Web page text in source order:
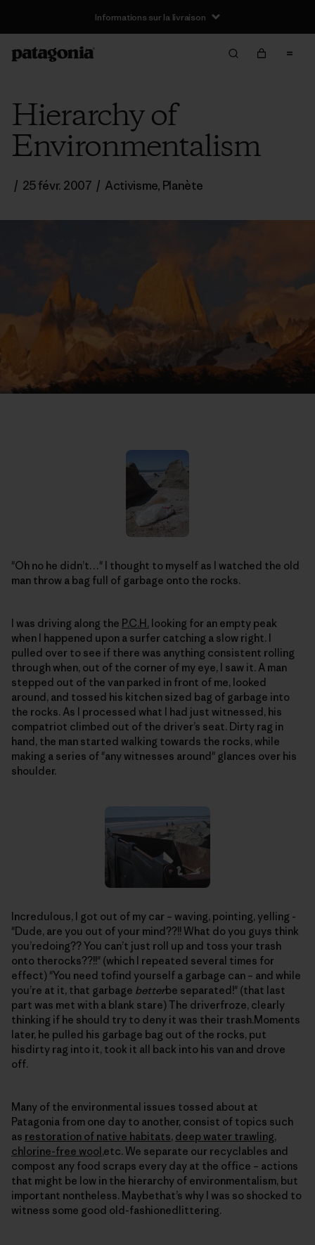
Informations sur la livraison
Hierarchy of
Environmentalism
/ 25 févr. 2007 / Activisme, Planète
"Oh no he didn’t…" I thought to myself as I watched the old
man throw a bag full of garbage onto the rocks.
I was driving along the P.C.H. looking for an empty peak
when I happened upon a surfer catching a slow right. I
pulled over to see if there was anything consistent rolling
through when, out of the corner of my eye, I saw it. A man
stepped out of the van parked in front of me, looked
around, and tossed his kitchen sized bag of garbage into
the rocks. As I processed what I had just witnessed, his
compatriot climbed out of the driver’s seat. Dirty rag in
hand, the man started walking towards the rocks, while
making a series of "any witnesses around" glances over his
shoulder.
Incredulous, I got out of my car – waving, pointing, yelling -
"Dude, are you out of your mind??!! What do you guys think
you’redoing?? You can’t just roll up and toss your trash
onto therocks??!!" (which I repeated several times for
effect) "You need tofind yourself a garbage can – and while
you’re at it, that garbage betterbe separated!" (that last
part was met with a blank stare) The driverfroze, clearly
thinking if he should try to deny it was their trash.Moments
later, he pulled his garbage bag out of the rocks, put
hisdirty rag into it, took it all back into his van and drove
off.
Many of the environmental issues tossed about at
Patagonia from one day to another, consist of topics such
as restoration of native habitats, deep water trawling,
chlorine-free wool,etc. We separate our recyclables and
compost any food scraps every day at the office – actions
that might be low in the hierarchy of environmentalism, but
important nontheless. Maybethat’s why I was so shocked to
witness some good old-fashionedlittering.